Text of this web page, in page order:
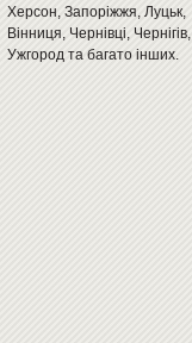
Херсон, Запоріжжя, Луцьк,
Вінниця, Чернівці, Чернігів,
Ужгород та багато інших.